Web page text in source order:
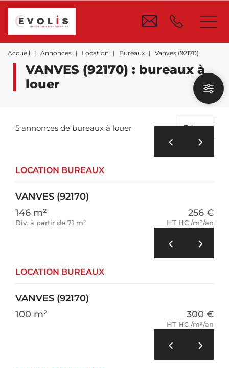
Accueil Annonces Location Bureaux Vanves (92170)
VANVES (92170) : bureaux à
louer
5 annonces de bureaux à louer Trier
LOCATION BUREAUX
VANVES (92170)
146 m²
Div. à partir de 71 m²
256 €
HT HC /m²/an
LOCATION BUREAUX
VANVES (92170)
100 m²
300 €
HT HC /m²/an